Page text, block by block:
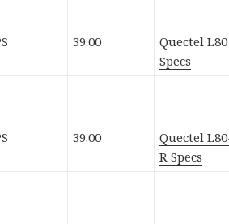
39.00
Quectel L80
Specs
39.00
Quectel
R Specs